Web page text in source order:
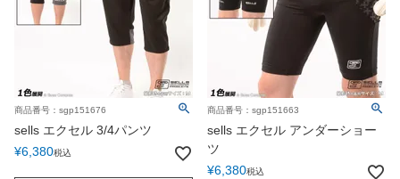
商品番号：sgp151676
sells エクセル 3/4パンツ
¥6,380税込
商品番号：sgp151663
sells エクセル アンダーショー
ツ
¥6,380税込